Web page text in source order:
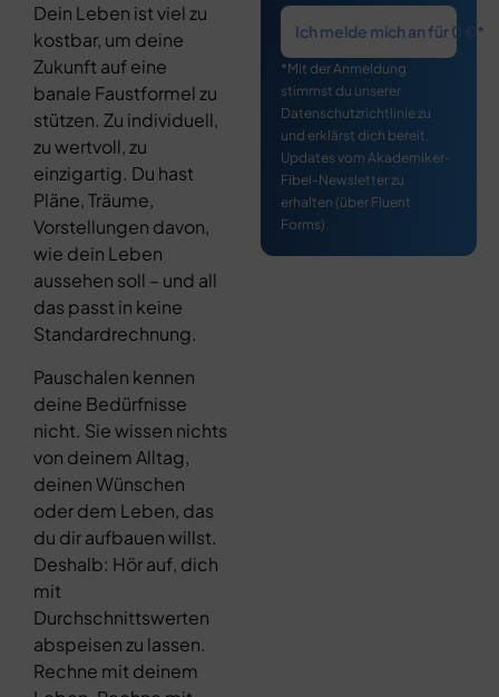
Dein Leben ist viel zu
kostbar, um deine
Zukunft auf eine
banale Faustformel zu
stützen. Zu individuell,
zu wertvoll, zu
einzigartig. Du hast
Pläne, Träume,
Vorstellungen davon,
wie dein Leben
aussehen soll – und all
das passt in keine
Standardrechnung.
Pauschalen kennen
deine Bedürfnisse
nicht. Sie wissen nichts
von deinem Alltag,
deinen Wünschen
oder dem Leben, das
du dir aufbauen willst.
Deshalb: Hör auf, dich
mit
Durchschnittswerten
abspeisen zu lassen.
Rechne mit deinem
Ich melde mich an für 0 €*
*Mit der Anmeldung
stimmst du unserer
Datenschutzrichtlinie zu
und erklärst dich bereit,
Updates vom Akademiker-
Fibel-Newsletter zu
erhalten (über Fluent
Forms).